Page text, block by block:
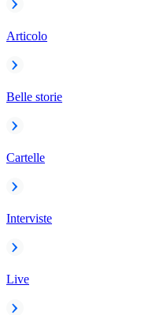
Articolo
Belle storie
Cartelle
Interviste
Live